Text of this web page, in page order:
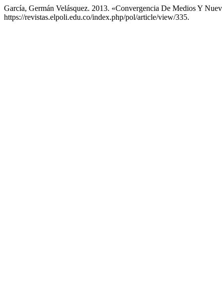
García, Germán Velásquez. 2013. «Convergencia De Medios Y
https://revistas.elpoli.edu.co/index.php/pol/article/view/335.